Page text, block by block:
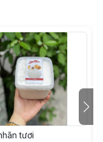
tươi